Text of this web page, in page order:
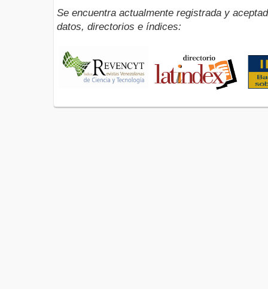
Se encuentra actualmente registrada y
datos, directorios e índices: